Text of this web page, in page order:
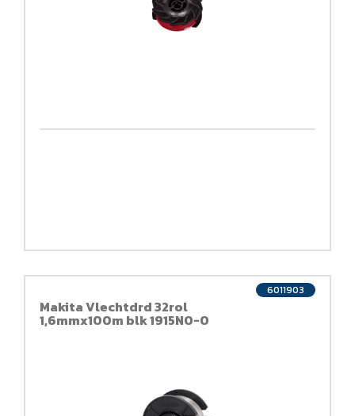
Makita Vlechtdrd 32rol
1,6mmx100m blk 1915N0-0
6011903